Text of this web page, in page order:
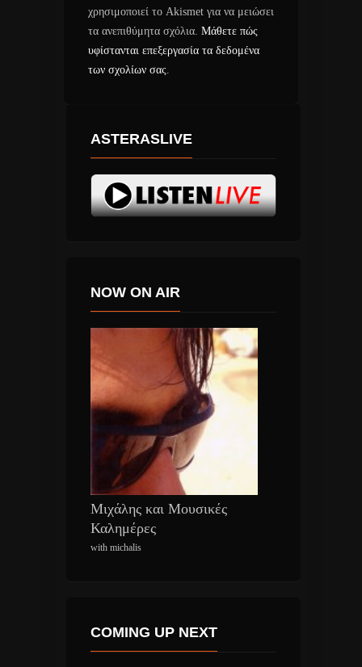
χρησιμοποιεί το Akismet για να μειώσει
τα ανεπιθύμητα σχόλια. Μάθετε πώς
υφίστανται επεξεργασία τα δεδομένα
των σχολίων σας
ASTERASLIVE
NOW ON AIR
Μιχάλης και Μουσικές
Καλημέρες
with michalis
COMING UP NEXT